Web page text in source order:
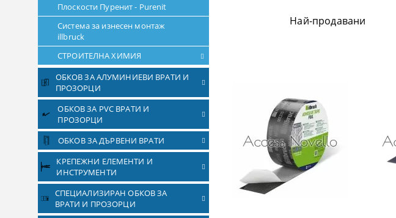
Плоскости Пуренит - Purenit
Система за изнесен монтаж
illbruck
СТРОИТЕЛНА ХИМИЯ
ОБКОВ ЗА АЛУМИНИЕВИ ВРАТИ И
ПРОЗОРЦИ
ОБКОВ ЗА PVC ВРАТИ И
ПРОЗОРЦИ
ОБКОВ ЗА ДЪРВЕНИ ВРАТИ
КРЕПЕЖНИ ЕЛЕМЕНТИ И
ИНСТРУМЕНТИ
СПЕЦИАЛИЗИРАН ОБКОВ ЗА
ВРАТИ И ПРОЗОРЦИ
Най-продавани